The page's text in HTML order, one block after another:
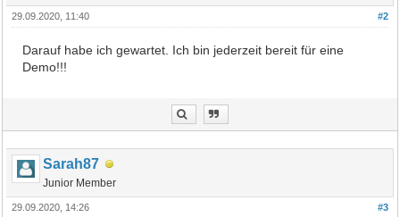
#2
29.09.2020, 11:40
Darauf habe ich gewartet. Ich bin jederzeit bereit für eine
Demo!!!
Sarah87
Junior Member
#3
29.09.2020, 14:26